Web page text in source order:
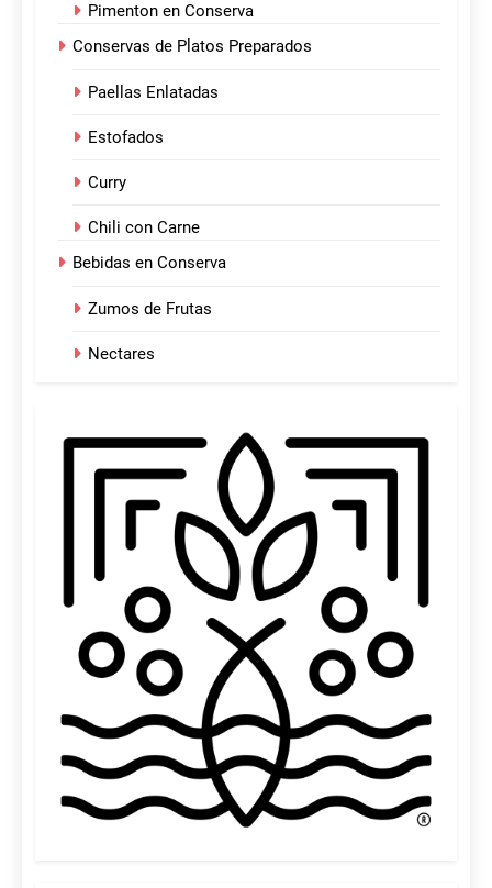
Pimenton en Conserva
Conservas de Platos Preparados
Paellas Enlatadas
Estofados
Curry
Chili con Carne
Bebidas en Conserva
Zumos de Frutas
Nectares